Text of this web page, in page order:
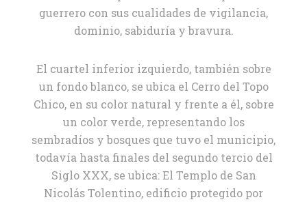
guerrero con sus cualidades de vigilancia,
dominio, sabiduría y bravura.
El cuartel inferior izquierdo, también sobre
un fondo blanco, se ubica el Cerro del Topo
Chico, en su color natural y frente a él, sobre
un color verde, representando los
sembradíos y bosques que tuvo el municipio,
todavía hasta finales del segundo tercio del
Siglo XXX, se ubica: El Templo de San
Nicolás Tolentino, edificio protegido por